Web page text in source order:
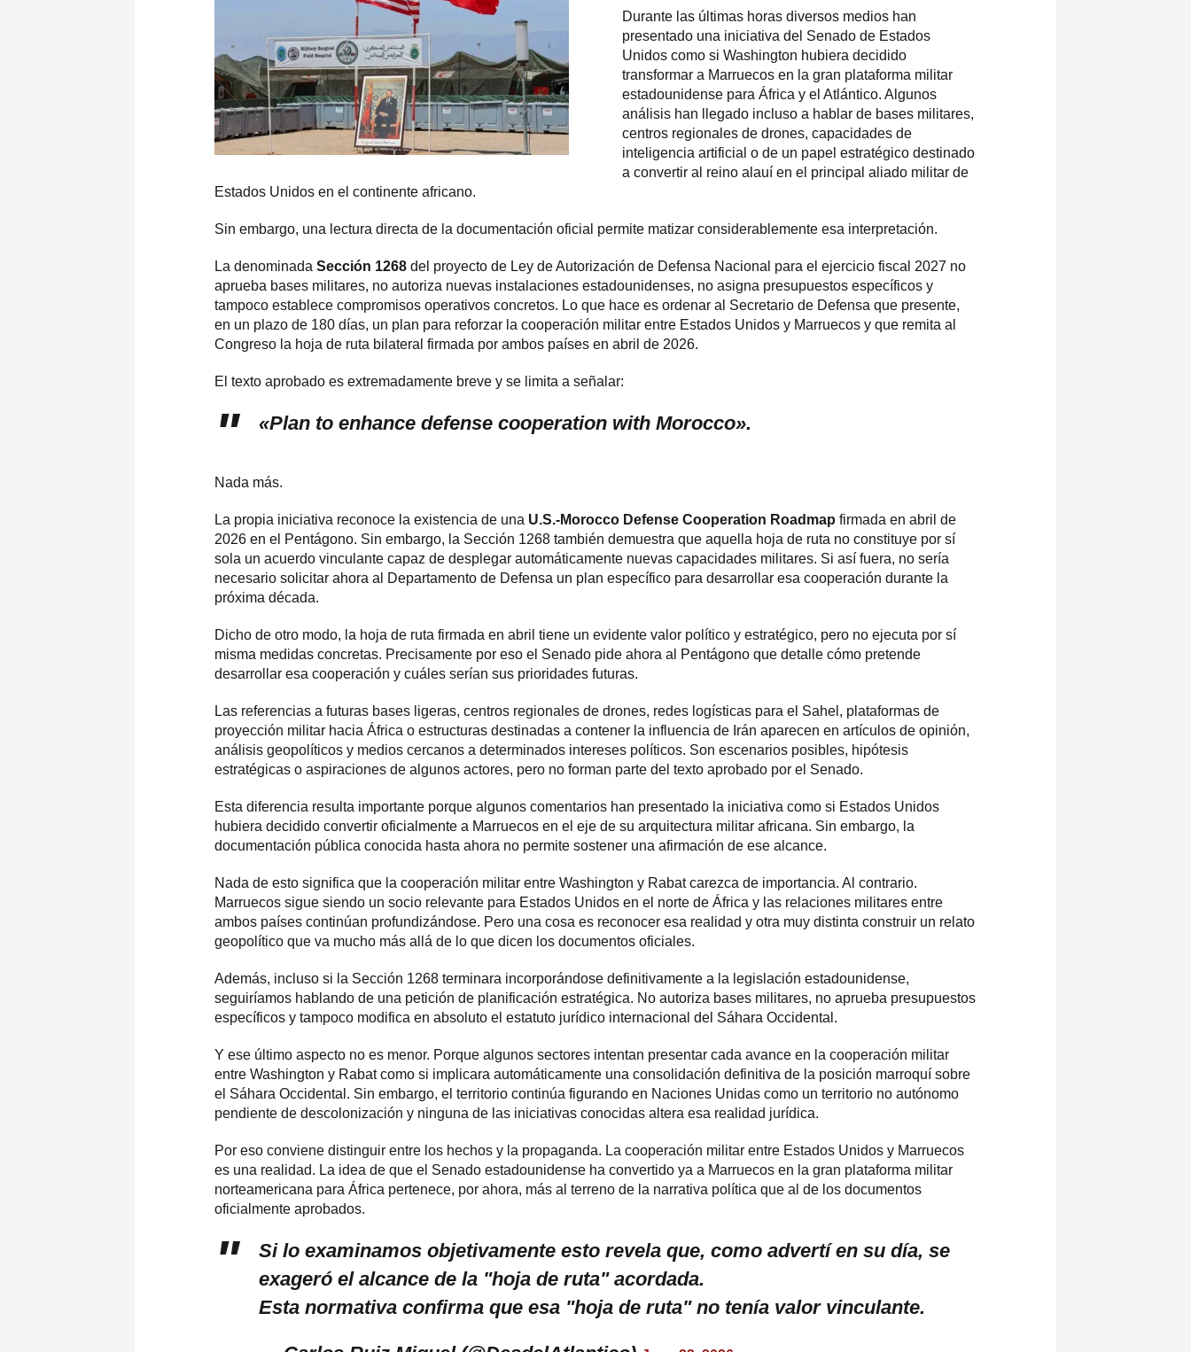
Durante las últimas horas diversos medios han
presentado una iniciativa del Senado de Estados
Unidos como si Washington hubiera decidido
transformar a Marruecos en la gran plataforma militar
estadounidense para África y el Atlántico. Algunos
análisis han llegado incluso a hablar de bases militares,
centros regionales de drones, capacidades de
inteligencia artificial o de un papel estratégico destinado
a convertir al reino alauí en el principal aliado militar de
Estados Unidos en el continente africano.
Sin embargo, una lectura directa de la documentación oficial permite matizar considerablemente esa interpretación.
La denominada Sección 1268 del proyecto de Ley de Autorización de Defensa Nacional para el ejercicio fiscal 2027 no
aprueba bases militares, no autoriza nuevas instalaciones estadounidenses, no asigna presupuestos específicos y
tampoco establece compromisos operativos concretos. Lo que hace es ordenar al Secretario de Defensa que presente,
en un plazo de 180 días, un plan para reforzar la cooperación militar entre Estados Unidos y Marruecos y que remita al
Congreso la hoja de ruta bilateral firmada por ambos países en abril de 2026.
El texto aprobado es extremadamente breve y se limita a señalar:
«Plan to enhance defense cooperation with Morocco».
Nada más.
La propia iniciativa reconoce la existencia de una U.S.-Morocco Defense Cooperation Roadmap firmada en abril de
2026 en el Pentágono. Sin embargo, la Sección 1268 también demuestra que aquella hoja de ruta no constituye por sí
sola un acuerdo vinculante capaz de desplegar automáticamente nuevas capacidades militares. Si así fuera, no sería
necesario solicitar ahora al Departamento de Defensa un plan específico para desarrollar esa cooperación durante la
próxima década.
Dicho de otro modo, la hoja de ruta firmada en abril tiene un evidente valor político y estratégico, pero no ejecuta por sí
misma medidas concretas. Precisamente por eso el Senado pide ahora al Pentágono que detalle cómo pretende
desarrollar esa cooperación y cuáles serían sus prioridades futuras.
Las referencias a futuras bases ligeras, centros regionales de drones, redes logísticas para el Sahel, plataformas de
proyección militar hacia África o estructuras destinadas a contener la influencia de Irán aparecen en artículos de opinión,
análisis geopolíticos y medios cercanos a determinados intereses políticos. Son escenarios posibles, hipótesis
estratégicas o aspiraciones de algunos actores, pero no forman parte del texto aprobado por el Senado.
Esta diferencia resulta importante porque algunos comentarios han presentado la iniciativa como si Estados Unidos
hubiera decidido convertir oficialmente a Marruecos en el eje de su arquitectura militar africana. Sin embargo, la
documentación pública conocida hasta ahora no permite sostener una afirmación de ese alcance.
Nada de esto significa que la cooperación militar entre Washington y Rabat carezca de importancia. Al contrario.
Marruecos sigue siendo un socio relevante para Estados Unidos en el norte de África y las relaciones militares entre
ambos países continúan profundizándose. Pero una cosa es reconocer esa realidad y otra muy distinta construir un relato
geopolítico que va mucho más allá de lo que dicen los documentos oficiales.
Además, incluso si la Sección 1268 terminara incorporándose definitivamente a la legislación estadounidense,
seguiríamos hablando de una petición de planificación estratégica. No autoriza bases militares, no aprueba presupuestos
específicos y tampoco modifica en absoluto el estatuto jurídico internacional del Sáhara Occidental.
Y ese último aspecto no es menor. Porque algunos sectores intentan presentar cada avance en la cooperación militar
entre Washington y Rabat como si implicara automáticamente una consolidación definitiva de la posición marroquí sobre
el Sáhara Occidental. Sin embargo, el territorio continúa figurando en Naciones Unidas como un territorio no autónomo
pendiente de descolonización y ninguna de las iniciativas conocidas altera esa realidad jurídica.
Por eso conviene distinguir entre los hechos y la propaganda. La cooperación militar entre Estados Unidos y Marruecos
es una realidad. La idea de que el Senado estadounidense ha convertido ya a Marruecos en la gran plataforma militar
norteamericana para África pertenece, por ahora, más al terreno de la narrativa política que al de los documentos
oficialmente aprobados.
Si lo examinamos objetivamente esto revela que, como advertí en su día, se
exageró el alcance de la "hoja de ruta" acordada.
Esta normativa confirma que esa "hoja de ruta" no tenía valor vinculante.